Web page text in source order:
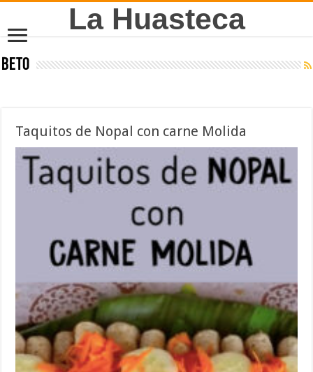
La Huasteca
Beto
Taquitos de Nopal con carne Molida